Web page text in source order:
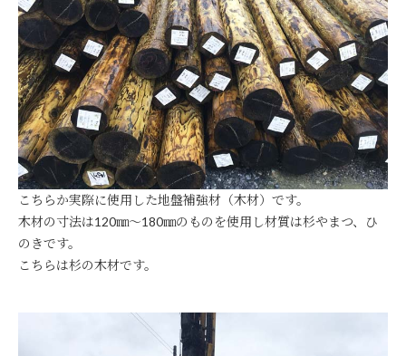
こちらか実際に使用した地盤補強材（木材）です。
木材の寸法は120㎜～180㎜のものを使用し材質は杉やまつ、ひ
のきです。
こちらは杉の木材です。